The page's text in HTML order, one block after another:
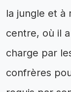
la jungle et à
centre, où il
charge par
confrères